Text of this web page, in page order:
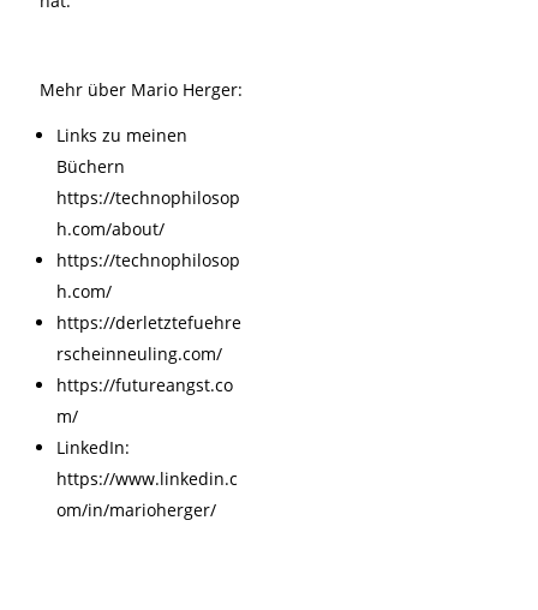
Mehr über Mario Herger:
Links zu meinen
Büchern
https://technophilosop
h.com/about/
https://technophilosop
h.com/
https://derletztefuehre
rscheinneuling.com/
https://futureangst.co
m/
LinkedIn:
https://www.linkedin.c
om/in/marioherger/